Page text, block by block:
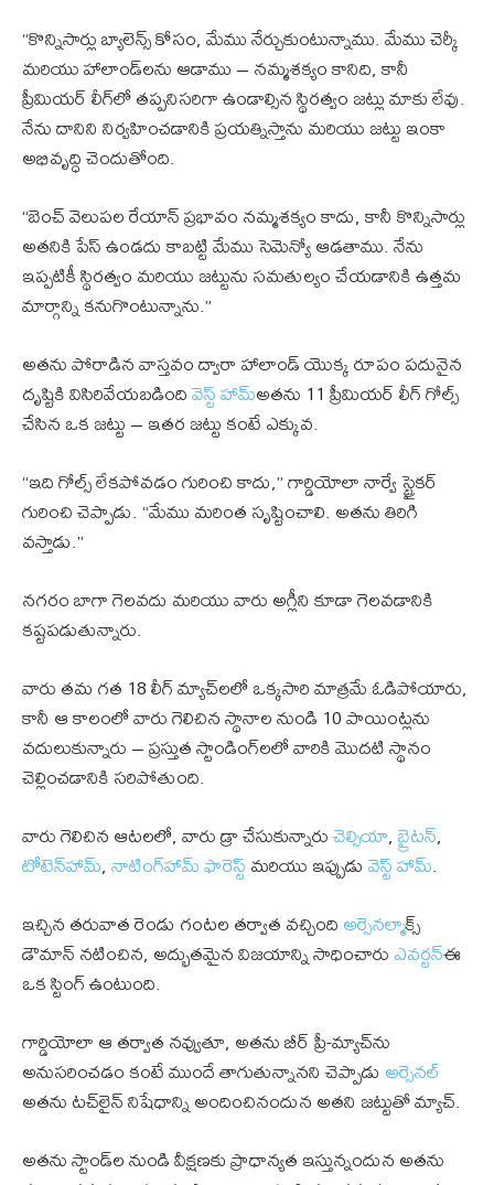
“కొన్నిసార్లు బ్యాలెన్స్ కోసం, మేము నేర్చుకుంటున్నాము. మేము చెర్కీ
మరియు హాలాండ్‌లను ఆడాము – నమ్మశక్యం కానిది, కానీ
ప్రీమియర్ లీగ్‌లో తప్పనిసరిగా ఉండాల్సిన స్థిరత్వం జట్లు మాకు లేవు.
నేను దానిని నిర్వహించడానికి ప్రయత్నిస్తాను మరియు జట్టు ఇంకా
అభివృద్ధి చెందుతోంది.
“బెంచ్ వెలుపల రేయాన్ ప్రభావం నమ్మశక్యం కాదు, కానీ కొన్నిసార్లు
అతనికి పేస్ ఉండదు కాబట్టి మేము సెమెన్యో ఆడతాము. నేను
ఇప్పటికీ స్థిరత్వం మరియు జట్టును సమతుల్యం చేయడానికి ఉత్తమ
మార్గాన్ని కనుగొంటున్నాను.”
అతను పోరాడిన వాస్తవం ద్వారా హాలాండ్ యొక్క రూపం పదునైన
దృష్టికి విసిరివేయబడిందివెస్ట్ హామ్అతను 11 ప్రీమియర్ లీగ్ గోల్స్
చేసిన ఒక జట్టు – ఇతర జట్టు కంటే ఎక్కువ.
“ఇది గోల్స్ లేకపోవడం గురించి కాదు,” గార్డియోలా నార్వే స్ట్రైకర్
గురించి చెప్పాడు. “మేము మరింత సృష్టించాలి. అతను తిరిగి
వస్తాడు.”
నగరం బాగా గెలవదు మరియు వారు అగ్లీని కూడా గెలవడానికి
కష్టపడుతున్నారు.
వారు తమ గత 18 లీగ్ మ్యాచ్‌లలో ఒక్కసారి మాత్రమే ఓడిపోయారు,
కానీ ఆ కాలంలో వారు గెలిచిన స్థానాల నుండి 10 పాయింట్లను
వదులుకున్నారు – ప్రస్తుత స్టాండింగ్‌లలో వారికి మొదటి స్థానం
చెల్లించడానికి సరిపోతుంది.
వారు గెలిచిన ఆటలలో, వారు డ్రా చేసుకున్నారుచెల్సియా,బ్రైటన్,
టోటెన్‌హామ్,నాటింగ్‌హామ్ ఫారెస్ట్మరియు ఇప్పుడువెస్ట్ హామ్.
ఇచ్చిన తరువాత రెండు గంటల తర్వాత వచ్చిందిఅర్సెనల్మాక్స్
డౌమాన్ నటించిన, అద్భుతమైన విజయాన్ని సాధించారుఎవర్టన్ఈ
ఒక స్టింగ్ ఉంటుంది.
గార్డియోలా ఆ తర్వాత నవ్వుతూ, అతను బీర్ ప్రీ-మ్యాచ్‌ను
అనుసరించడం కంటే ముందే తాగుతున్నానని చెప్పాడు అర్సెనల్
అతను టచ్‌లైన్ నిషేధాన్ని అందించినందున అతని జట్టుతో మ్యాచ్.
అతను స్టాండ్‌ల నుండి వీక్షణకు ప్రాధాన్యత ఇస్తున్నందున అతను